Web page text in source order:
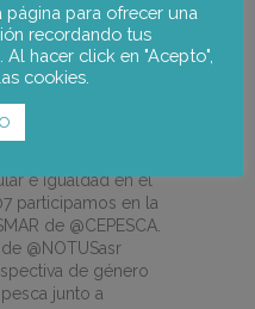
X
e igualdad en el
participamos en la
de @CEPESCA.
@NOTUSasr
de género
junto a
para ofrecer una
recordando tus
hacer click en "Acepto",
cookies.